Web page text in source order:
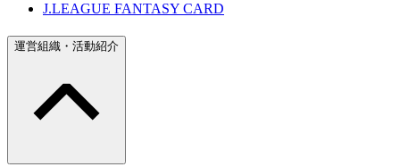
J.LEAGUE FANTASY CARD
運営組織・活動紹介